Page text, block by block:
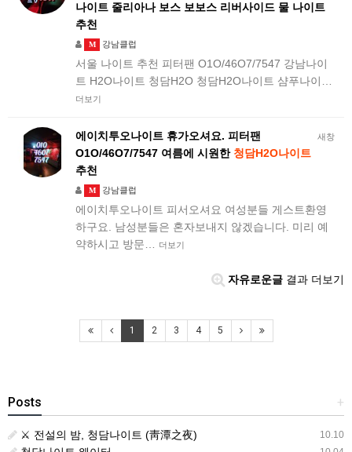
나이트 줄리아나 보스 보보스 리버사이드 물 나이트
추천
M 강남클럽
서울 나이트 추천 피터팬 O1O/46O7/7547 강남나이
트 H2O나이트 청담H2O 청담H2O나이트 샴푸나이…
더보기
새창
에이치투오나이트 휴가오셔요. 피터팬
O1O/46O7/7547 여름에 시원한 청담H2O나이트
추천
M 강남클럽
에이치투오나이트 피서오셔요 여성분들 게스트환영
하구요. 남성분들은 혼자보내지 않겠습니다. 미리 예
약하시고 방문…
더보기
자유로운글 결과 더보기
1 2 3 4 5
+
Posts
10.10
⚔️ 전설의 밤, 청담나이트 (靑潭之夜)